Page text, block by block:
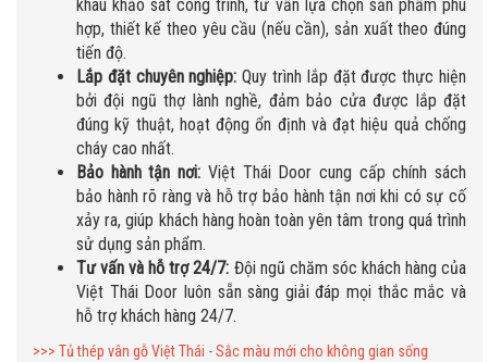
khâu khảo sát công trình, tư vấn lựa chọn sản phẩm phù
hợp, thiết kế theo yêu cầu (nếu cần), sản xuất theo đúng
tiến độ.
Lắp đặt chuyên nghiệp: Quy trình lắp đặt được thực hiện
bởi đội ngũ thợ lành nghề, đảm bảo cửa được lắp đặt
đúng kỹ thuật, hoạt động ổn định và đạt hiệu quả chống
cháy cao nhất.
Bảo hành tận nơi: Việt Thái Door cung cấp chính sách
bảo hành rõ ràng và hỗ trợ bảo hành tận nơi khi có sự cố
xảy ra, giúp khách hàng hoàn toàn yên tâm trong quá trình
sử dụng sản phẩm.
Tư vấn và hỗ trợ 24/7: Đội ngũ chăm sóc khách hàng của
Việt Thái Door luôn sẵn sàng giải đáp mọi thắc mắc và
hỗ trợ khách hàng 24/7.
>>> Tủ thép vân gỗ Việt Thái - Sắc màu mới cho không gian sống